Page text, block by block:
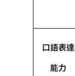
口語表達
能力